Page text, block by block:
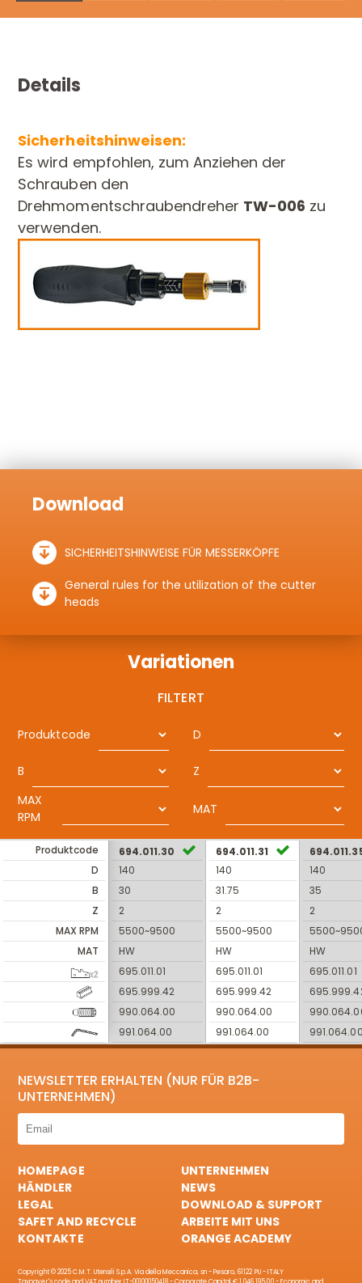
Details
Sicherheitshinweisen:
Es wird empfohlen, zum Anziehen der
Schrauben den
Drehmomentschraubendreher TW-006 zu
verwenden.
Download
SICHERHEITSHINWEISE FÜR MESSERKÖPFE
General rules for the utilization of the cutter
heads
Variationen
FILTERT
Produktcode D
B
Z
MAX
RPM
MAT
Produktcode
D
B
Z
MAX RPM
MAT
694.011.30
140
30
2
5500~9500
HW
695.011.01
695.999.42
990.064.00
991.064.00
694.011.31
140
31.75
2
5500~9500
HW
695.011.01
695.999.42
990.064.00
991.064.00
140
35
2
HW
695.011.01
NEWSLETTER ERHALTEN (NUR FÜR B2B-
UNTERNEHMEN)
HOMEPAGE
UNTERNEHMEN
HÄNDLER
NEWS
LEGAL
DOWNLOAD & SUPPORT
SAFET AND RECYCLE
ARBEITE MIT UNS
KONTAKTE
ORANGE ACADEMY
Copyright © 2025 C.M.T. Utensili S.p.A. Via della Meccanica, sn - Pesaro, 61122 PU - ITALY